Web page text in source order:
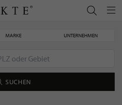
MARKE UNTERNEHMEN
SUCHEN